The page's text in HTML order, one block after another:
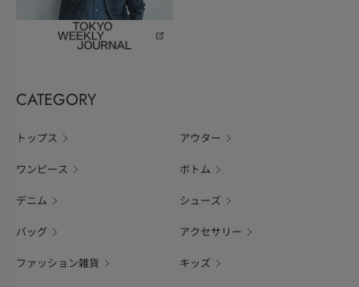
CATEGORY
トップス アウター
ワンピース ボトム
デニム シューズ
バッグ アクセサリー
ファッション雑貨 キッズ